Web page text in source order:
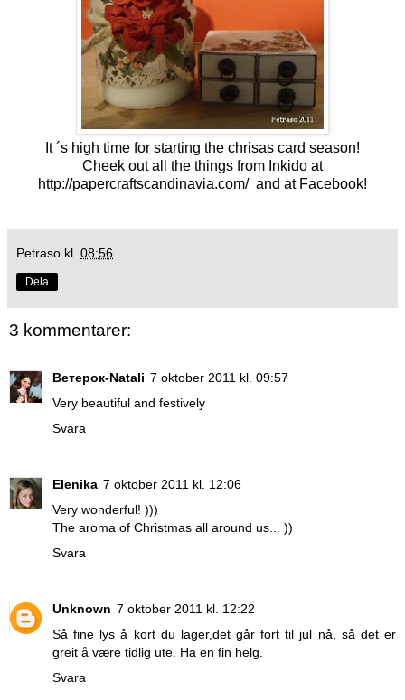
It ´s high time for starting the chrisas card season!
Cheek out all the things from Inkido at
http://papercraftscandinavia.com/and at Facebook!
Petraso kl. 08:56
Dela
3 kommentarer:
Ветерок-Natali 7 oktober 2011 kl. 09:57
Very beautiful and festively
Svara
Elenika 7 oktober 2011 kl. 12:06
Very wonderful! )))
The aroma of Christmas all around us... ))
Svara
Unknown 7 oktober 2011 kl. 12:22
Så fine lys å kort du lager,det går fort til jul nå, så det er
greit å være tidlig ute. Ha en fin helg.
Svara